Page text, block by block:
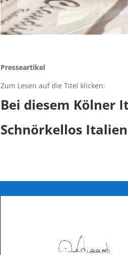
Presseartikel
Zum Lesen auf die Titel klicken:
Bei diesem Kölner
Schnörkellos